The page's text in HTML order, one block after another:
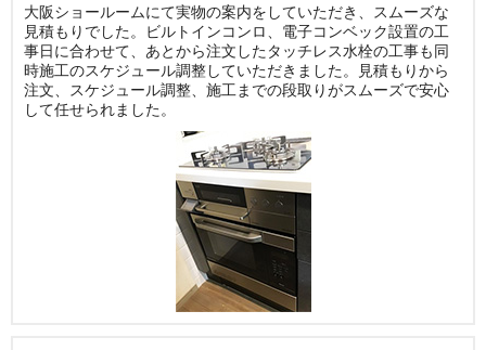
大阪ショールームにて実物の案内をしていただき、スムーズな
見積もりでした。ビルトインコンロ、電子コンベック設置の工
事日に合わせて、あとから注文したタッチレス水栓の工事も同
時施工のスケジュール調整していただきました。見積もりから
注文、スケジュール調整、施工までの段取りがスムーズで安心
して任せられました。